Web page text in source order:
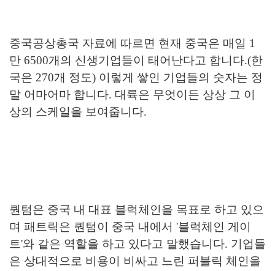
중국공상총국 자료에 따르면 현재 중국은 매일 1
만 6500개의 신생기업들이 태어난다고 합니다.(한
국은 270개 정도) 이렇게 쌓인 기업들의 숫자는 정
말 어마어마 합니다. 대륙은 무엇이든 상상 그 이
상의 스케일을 보여줍니다.
퀀텀은 중국 내 대표 블럭체인을 목표로 하고 있으
며 패트릭은 퀀텀이 중국 내에서 '블럭체인 게이
트'와 같은 역할을 하고 있다고 말했습니다. 기업들
은 상대적으로 비용이 비싸고 느린 퍼블릭 체인을